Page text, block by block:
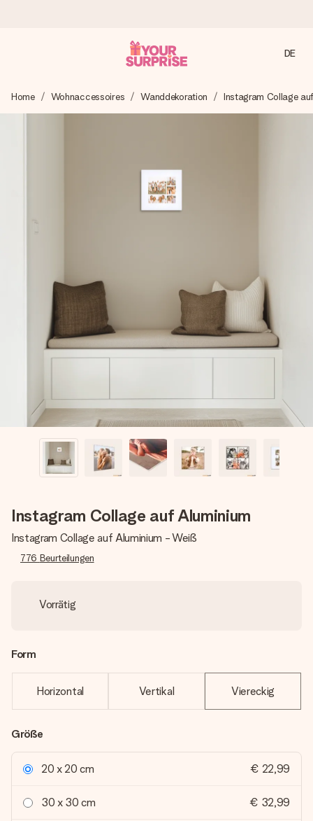
Wir bereiten dein Geschenk sorgfältig vor und schicken es
blitzschnell – damit du es genau zum richtigen Zeitpunkt
4,8 (basierend auf +15.000 Bewertungen)
Unsere Geschenke begeistern. Kunden bewerten uns mit
4,8 bei Google Reviews (Gesamtergebnis aller Länder, in
die wir versenden).
Mit Liebe gemacht, im Handumdrehen
Erstelle etwas Einzigartiges in wenigen Schritten – mit
ihrem Namen, deinem Foto oder einer Nachricht von
Herzen. Kein Stress, nur pure Liebe für den perfekten
Moment.
DE
Home Wohnaccessoires Wanddekoration Instagram Collage
Instagram Collage auf Aluminium
Instagram Collage auf Aluminium - Weiß
776 Beurteilungen
Vorrätig
Form
Horizontal Vertikal Viereckig
Größe
20 x 20 cm € 22,99
30 x 30 cm € 32,99